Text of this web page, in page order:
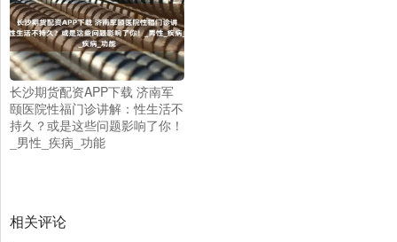
长沙期货配资APP下载 济南军
颐医院性福门诊讲解：性生活不
持久？或是这些问题影响了你！
_男性_疾病_功能
相关评论